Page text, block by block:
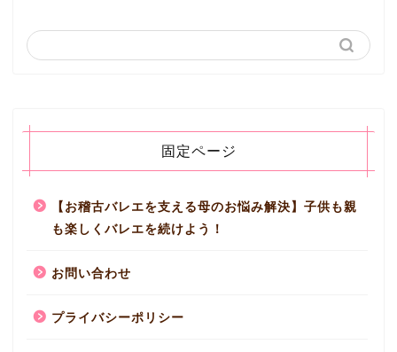
固定ページ
【お稽古バレエを支える母のお悩み解決】子供も親
も楽しくバレエを続けよう！
お問い合わせ
プライバシーポリシー